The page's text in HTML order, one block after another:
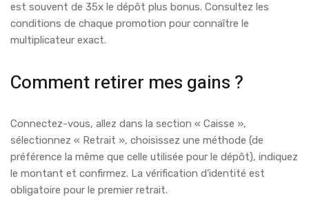
est souvent de 35x le dépôt plus bonus. Consultez les
conditions de chaque promotion pour connaître le
multiplicateur exact.
Comment retirer mes gains ?
Connectez-vous, allez dans la section « Caisse »,
sélectionnez « Retrait », choisissez une méthode (de
préférence la même que celle utilisée pour le dépôt), indiquez
le montant et confirmez. La vérification d’identité est
obligatoire pour le premier retrait.